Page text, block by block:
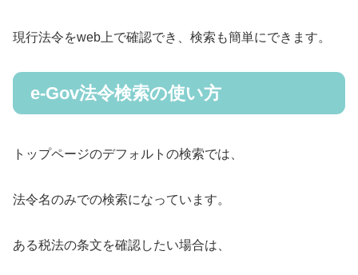
現行法令をweb上で確認でき、検索も簡単にできます。
e-Gov法令検索の使い方
トップページのデフォルトの検索では、
法令名のみでの検索になっています。
ある税法の条文を確認したい場合は、